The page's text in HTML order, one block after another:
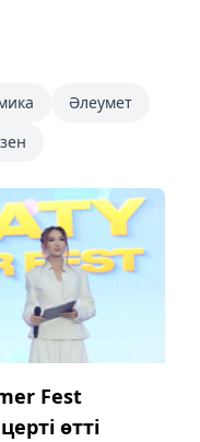
Әлеумет
Fest
өтті